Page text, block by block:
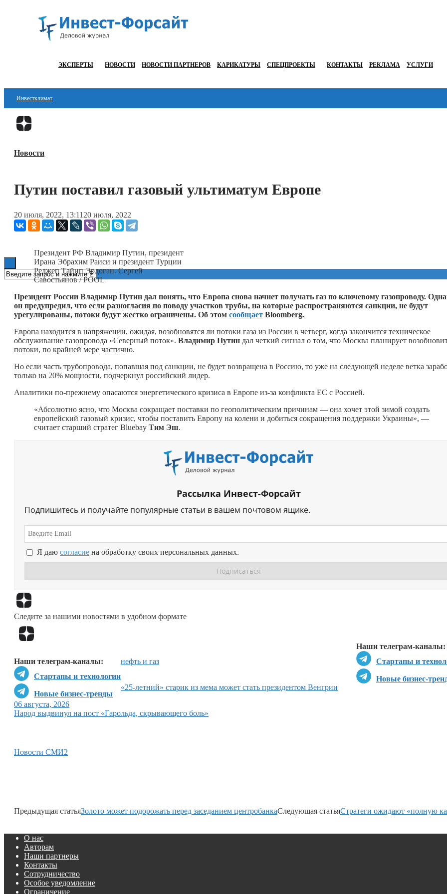
ЭКСПЕРТЫ НОВОСТИ НОВОСТИ ПАРТНЕРОВ КАРИКАТУРЫ СПЕЦПРОЕКТЫ КОНТАКТЫ РЕКЛАМА УСЛУГИ
Инвестклимат
Финансы
Блокчейн
Технологии
ESG
Новости
Путин поставил газовый ультиматум Европе
20 июля, 2022, 13:11 20 июля, 2022
Президент РФ Владимир Путин, президент
Ирана Эбрахим Раиси и президент Турции
Реджеп Тайип Эрдоган. Сергей
Савостьянов / POOL
Президент России Владимир Путин дал понять, что Европа снова начнет получать газ по ключевому газопроводу.
он предупредил, что если разногласия по поводу участков трубы, на которые распространяются санкции, не будут
урегулированы, потоки будут жестко ограничены. Об этом сообщает Bloomberg.
Европа находится в напряжении, ожидая, возобновятся ли потоки газа из России в четверг, когда закончится техническое
обслуживание газопровода «Северный поток». Владимир Путин дал четкий сигнал о том, что Москва планирует
потоки, по крайней мере частично.
Но если часть трубопровода, попавшая под санкции, не будет возвращена в Россию, то уже на следующей неделе ветка
только на 20% мощности, подчеркнул российский лидер.
Аналитики по-прежнему опасаются энергетического кризиса в Европе из-за конфликта ЕС с Россией.
«Абсолютно ясно, что Москва сокращает поставки по геополитическим причинам — она хочет этой зимой создать
европейский газовый кризис, чтобы поставить Европу на колени и добиться сокращения поддержки Украины», —
считает старший стратег Bluebay Тим Эш.
Рассылка Инвест-Форсайт
Подпишитесь и получайте популярные статьи в вашем почтовом ящике.
Я даю согласие на обработку своих персональных данных.
Следите за нашими новостями в удобном формате
Наши телеграм-каналы:
Стартапы и
Новые бизнес-
Наши телеграм-каналы:
Стартапы и технологии
Новые бизнес-тренды
нефть и газ
«25-летний» старик из мема может стать президентом Венгрии
06 августа, 2026
Народ выдвинул на пост «Гарольда, скрывающего боль»
Новости СМИ2
Предыдущая статьяЗолото может подорожать перед заседанием центробанкаСледующая статьяСтратеги ожидают «полную
О нас
Авторам
Наши партнеры
Контакты
Сотрудничество
Особое уведомление
Ограничение